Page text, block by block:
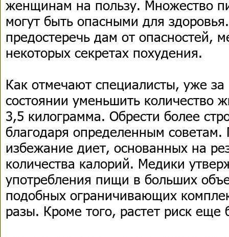
женщинам на пользу. Множество
могут быть опасными для
предостеречь дам от опасностей,
некоторых секретах похудения.
Как отмечают специалисты, уже
состоянии уменьшить количество
3,5 килограмма. Обрести более
благодаря определенным советам.
избежание диет, основанных на
количества калорий. Медики
употребления пищи в больших
подобных ограничивающих
разы. Кроме того, растет риск еще